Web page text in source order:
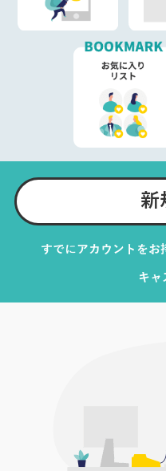
新
すでにアカウントをお
キャ